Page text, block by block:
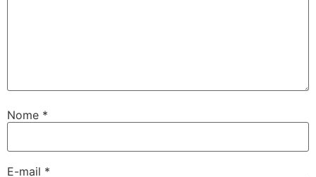
Nome *
E-mail *